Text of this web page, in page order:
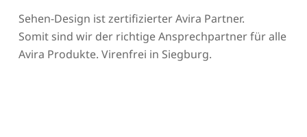
Sehen-Design ist zertifizierter Avira Partner.
Somit sind wir der richtige Ansprechpartner für alle
Avira Produkte. Virenfrei in Siegburg.